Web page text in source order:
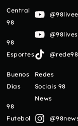
Central
98
98
Esportes
Buenos
Días
98
Futebol
Redes
Sociais 98
News